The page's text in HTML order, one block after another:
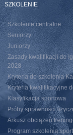
SZKOLENIE
Szkolenie centralne
Seniorzy
Juniorzy
Zasady kwalifikacji do
2028
Kryteria do szkolenia
Kryteria kwalifikacyjne
Klasyfikacja sportowa
Próby sprawności
Arkusz obciążeń
Program szkolenia